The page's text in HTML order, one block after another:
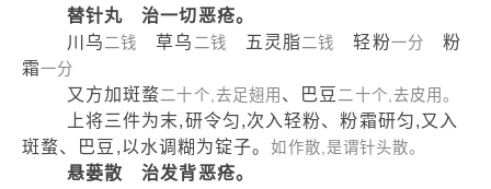
替针丸 治一切恶疮。
川乌 二钱 草乌 二钱 五灵脂二钱 轻粉一分 粉
霜一分
又方加斑蝥二十个,去足翅用 、巴豆 二十个,去皮用。
上将三件为末,研令匀,次入轻粉、粉霜研匀,又入
斑蝥、巴豆,以水调糊为锭子。如作散,是谓针头散。
悬蒌散 治发背恶疮。